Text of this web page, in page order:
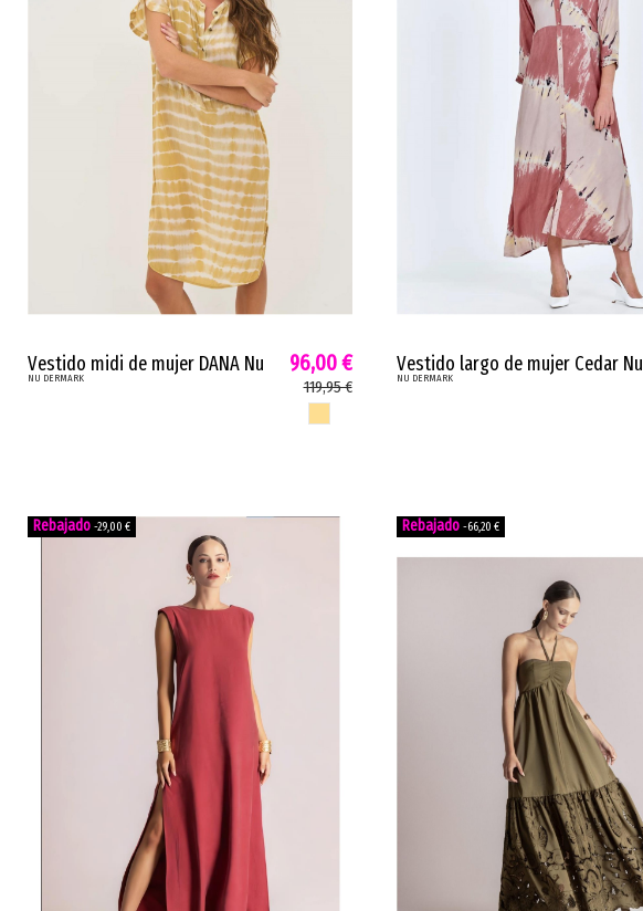
Vestido midi de mujer DANA Nu
túnica viscosa fluida amarillo
NU DERMARK
96,00 €
119,95 €
Vestido largo de mujer Cedar Nu
cierre frontal botones marsala
NU DERMARK
-29,00 € -66,20 €